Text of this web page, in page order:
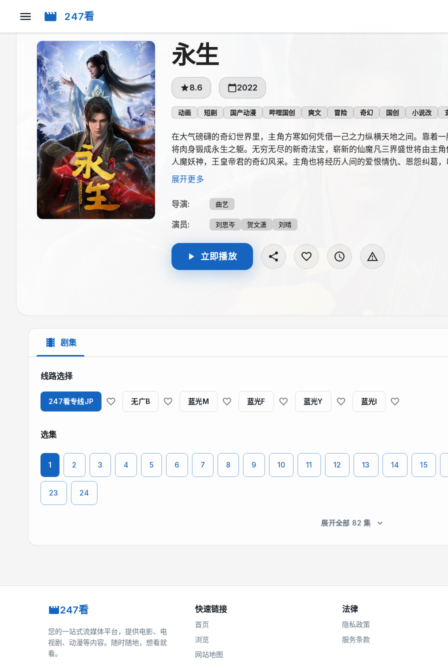
247看
永生
8.6 2022
动画 短剧 国产动漫 哔哩国创 爽文 冒险 奇幻 国创 小说改
在大气磅礴的奇幻世界里，主角方寒如何凭借一己之力纵横天地之间。靠着
将肉身锻成永生之躯。无穷无尽的新奇法宝，崭新的仙魔凡三界盛世将由主
人魔妖神，王皇帝君的奇幻风采。主角也将经历人间的爱恨情仇、恩怨纠葛
一起走上巅峰王者之路。
展开更多
导演: 曲艺
演员: 刘思岑 贺文潇 刘晴
立即播放
剧集
线路选择
247看专线JP 无广B 蓝光M 蓝光F 蓝光Y 蓝光I
选集
1 2 3 4 5 6 7 8 9 10 11 12 13 14 15
23 24
展开全部 82 集
247看
您的一站式流媒体平台，提供电影、电
视剧、动漫等内容。随时随地，想看就
看。
快速链接
首页
浏览
网站地图
法律
隐私政策
服务条款